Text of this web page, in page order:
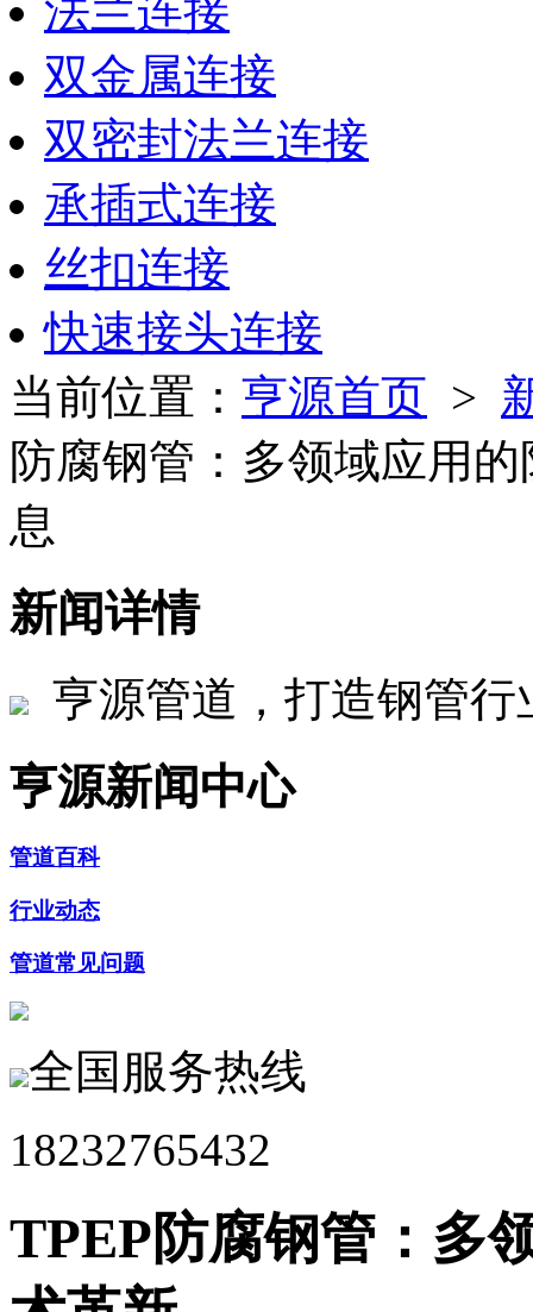
法兰连接
双金属连接
双密封法兰连接
承插式连接
丝扣连接
快速接头连接
当前位置： 亨源首页 >
防腐钢管：多领域应用
息
新闻详情
亨源管道，打造钢管
亨源新闻中心
管道百科
行业动态
管道常见问题
全国服务热线
18232765432
TPEP防腐钢管：多